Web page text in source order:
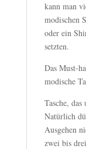
kann man
modischen
oder ein
setzten.
Das Must-
modische
Tasche,
Natürlich
Ausgehen
zwei bis